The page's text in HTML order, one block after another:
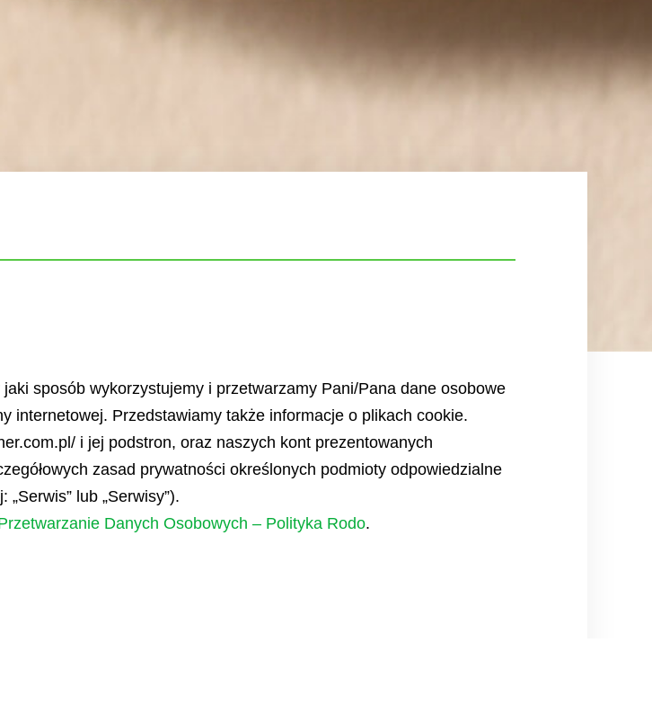
sposób wykorzystujemy i przetwarzamy Pani/Pana dane osobowe
internetowej. Przedstawiamy także informacje o plikach cookie.
i jej podstron, oraz naszych kont prezentowanych
zasad prywatności określonych podmioty odpowiedzialne
lub „Serwisy”).
Danych Osobowych – Polityka Rodo.